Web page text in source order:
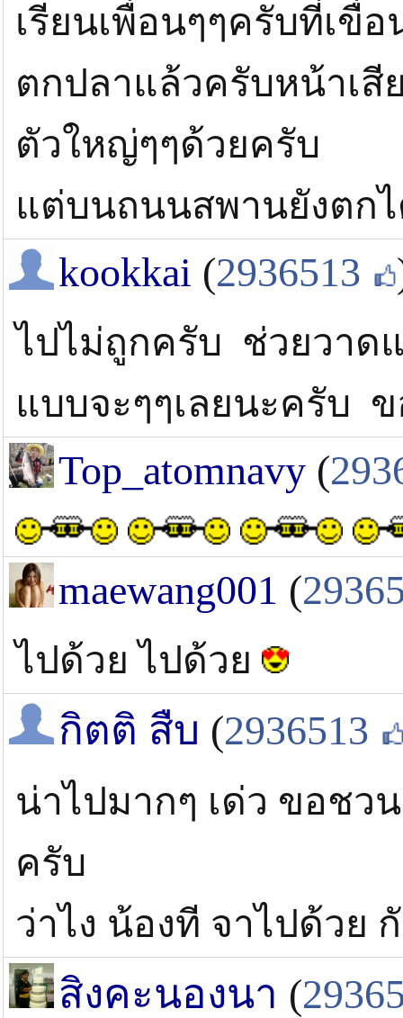
เรียนเพื่อนๆๆครับที่เขื่
ตกปลาแล้วครับหน้าเ
ตัวใหญ่ๆๆด้วยครับ
แต่บนถนนสพานยังตก
kookkai (2936513
ไปไม่ถูกครับ ช่วยวาด
แบบจะๆๆเลยนะครับ
Top_atomnavy (
maewang001 (
ไปด้วย ไปด้วย
กิตติ สืบ (2936513
น่าไปมากๆ เด่ว ขอชว
ครับ
ว่าไง น้องที จาไปด้วย
สิงคะนองนา (